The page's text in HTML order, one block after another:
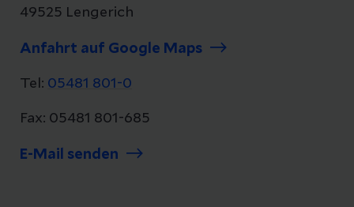
49525 Lengerich
Anfahrt auf Google Maps
Tel: 05481 801-0
Fax: 05481 801-685
E-Mail senden